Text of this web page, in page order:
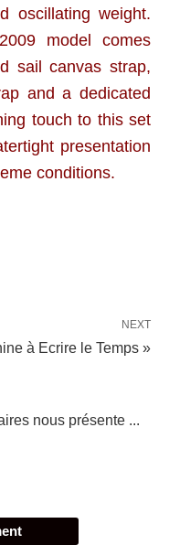
oscillating weight.
model comes
sail canvas strap,
and a dedicated
touch to this set
presentation
conditions.
NEXT
à Ecrire le Temps »
nous présente ...